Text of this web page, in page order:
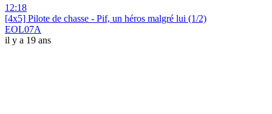
12:18
[4x5] Pilote de chasse - Pif, un héros malgré lui (1/2)
EOL07A
il y a 19 ans